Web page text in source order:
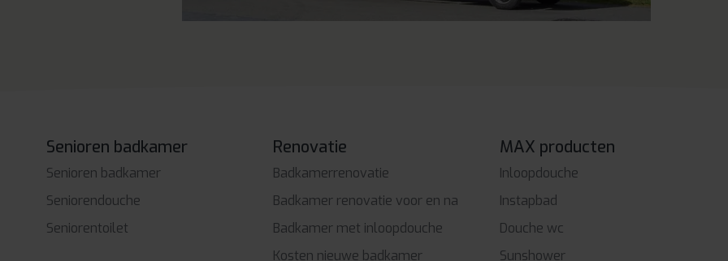
Senioren badkamer
Senioren badkamer
Seniorendouche
Seniorentoilet
Renovatie
Badkamerrenovatie
Badkamer renovatie voor en na
Badkamer met inloopdouche
Kosten nieuwe badkamer
MAX producten
Inloopdouche
Instapbad
Douche wc
Sunshower